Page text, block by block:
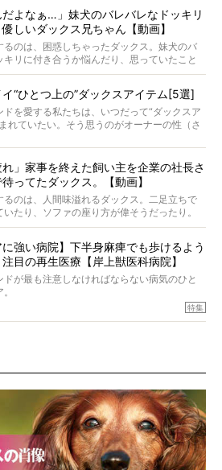
だよなぁ…」妹犬のバレバレなドッキリ
しいダックス兄ちゃん【動画】
るのは、困惑しちゃったダックス。妹犬のバ
キリに付き合うか悩んだり、思っていたこと
陥ったり。そんなお悩み全開なダックスの様
“ひとつ上の”ダックスアイテム[5選]
ドを愛する私たちは、いつだって“ダックスア
れていたい。そう思うのがオーナーの性（さ
れ」家事を終えた飼い主を企業の社長さ
ってたダックス。【動画】
るのは、人間味溢れるダックス。二足立ちで
いたり、ソファの座り方が偉そうだったり。
発しそうなダックスの姿は、もう人間にしか
に強い病院】下半身麻痺でも歩けるよう
目の再生医療【岸上獣医科病院】
ドが最も注意しなければならない病気のひと
アに、負けない』では、ヘルニアに強い動物
る治療により、歩けなかった子が投与37日で
特集